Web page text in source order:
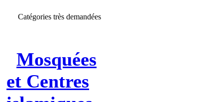
Catégories très demandées
Mosquées
et Centres